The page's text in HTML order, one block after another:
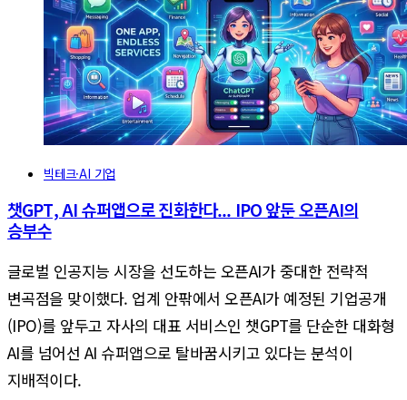
빅테크·AI 기업
챗GPT, AI 슈퍼앱으로 진화한다... IPO 앞둔 오픈AI의
승부수
글로벌 인공지능 시장을 선도하는 오픈AI가 중대한 전략적
변곡점을 맞이했다. 업계 안팎에서 오픈AI가 예정된 기업공개
(IPO)를 앞두고 자사의 대표 서비스인 챗GPT를 단순한 대화형
AI를 넘어선 AI 슈퍼앱으로 탈바꿈시키고 있다는 분석이
지배적이다.